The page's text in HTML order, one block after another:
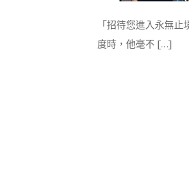
「招待您進入永無
度時，他毫不 […]